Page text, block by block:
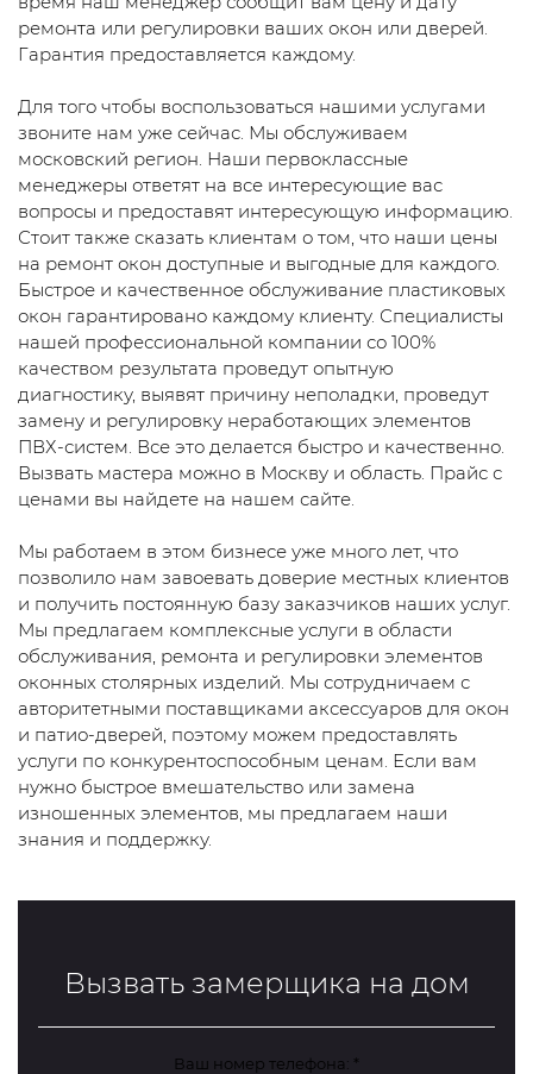
ремонта или регулировки ваших окон или дверей.
Гарантия предоставляется каждому.
Для того чтобы воспользоваться нашими услугами
звоните нам уже сейчас. Мы обслуживаем
московский регион. Наши первоклассные
менеджеры ответят на все интересующие вас
вопросы и предоставят интересующую информацию.
Стоит также сказать клиентам о том, что наши цены
на ремонт окон доступные и выгодные для каждого.
Быстрое и качественное обслуживание пластиковых
окон гарантировано каждому клиенту. Специалисты
нашей профессиональной компании со 100%
качеством результата проведут опытную
диагностику, выявят причину неполадки, проведут
замену и регулировку неработающих элементов
ПВХ-систем. Все это делается быстро и качественно.
Вызвать мастера можно в Москву и область. Прайс с
ценами вы найдете на нашем сайте.
Мы работаем в этом бизнесе уже много лет, что
позволило нам завоевать доверие местных клиентов
и получить постоянную базу заказчиков наших услуг.
Мы предлагаем комплексные услуги в области
обслуживания, ремонта и регулировки элементов
оконных столярных изделий. Мы сотрудничаем с
авторитетными поставщиками аксессуаров для окон
и патио-дверей, поэтому можем предоставлять
услуги по конкурентоспособным ценам. Если вам
нужно быстрое вмешательство или замена
изношенных элементов, мы предлагаем наши
знания и поддержку.
Вызвать замерщика на дом
Ваш номер телефона: *